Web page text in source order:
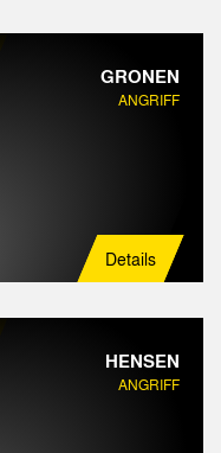
GRONEN
ANGRIFF
Details
HENSEN
ANGRIFF